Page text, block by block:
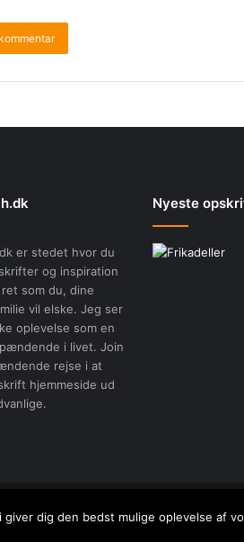
er stedet hvor du
og inspiration
som du, dine
vil elske. Jeg ser
oplevelse som en
i livet. Join
rejse i at
hjemmeside ud
Nyeste
Copyright © 2017 - 2026
giver dig den bedst mulige oplevelse